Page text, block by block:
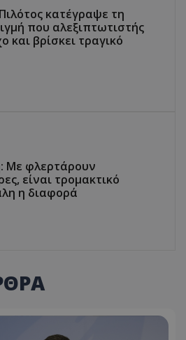
κατέγραψε τη
που αλεξιπτωτιστής
και βρίσκει τραγικό
Με φλερτάρουν
είναι τρομακτικό
η διαφορά